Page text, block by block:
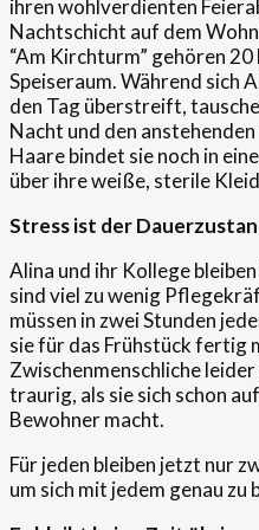
ihren wohlverdienten
Nachtschicht auf dem
“Am Kirchturm” gehören
Speiseraum. Während sich
den Tag überstreift,
Nacht und den
Haare bindet sie noch in
über ihre weiße, sterile
Stress ist der
Alina und ihr Kollege
sind viel zu wenig
müssen in zwei Stunden
sie für das Frühstück fertig
Zwischenmenschliche
traurig, als sie sich schon
Bewohner macht.
Für jeden bleiben jetzt nur
um sich mit jedem genau zu